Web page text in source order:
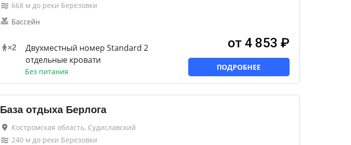
668 м до реки Березовки
Бассейн
×2
Двухместный номер Standard 2
отдельные кровати
Без питания
от 4 853 ₽
ПОДРОБНЕЕ
База отдыха Берлога
Костромская область, Судиславский
240м до реки Березовки